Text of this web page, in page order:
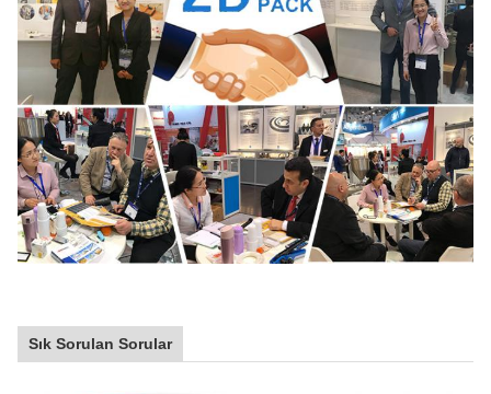
Sık Sorulan Sorular